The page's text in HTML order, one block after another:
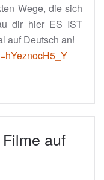
Wege, die sich
dir hier ES IST
auf Deutsch an!
auf